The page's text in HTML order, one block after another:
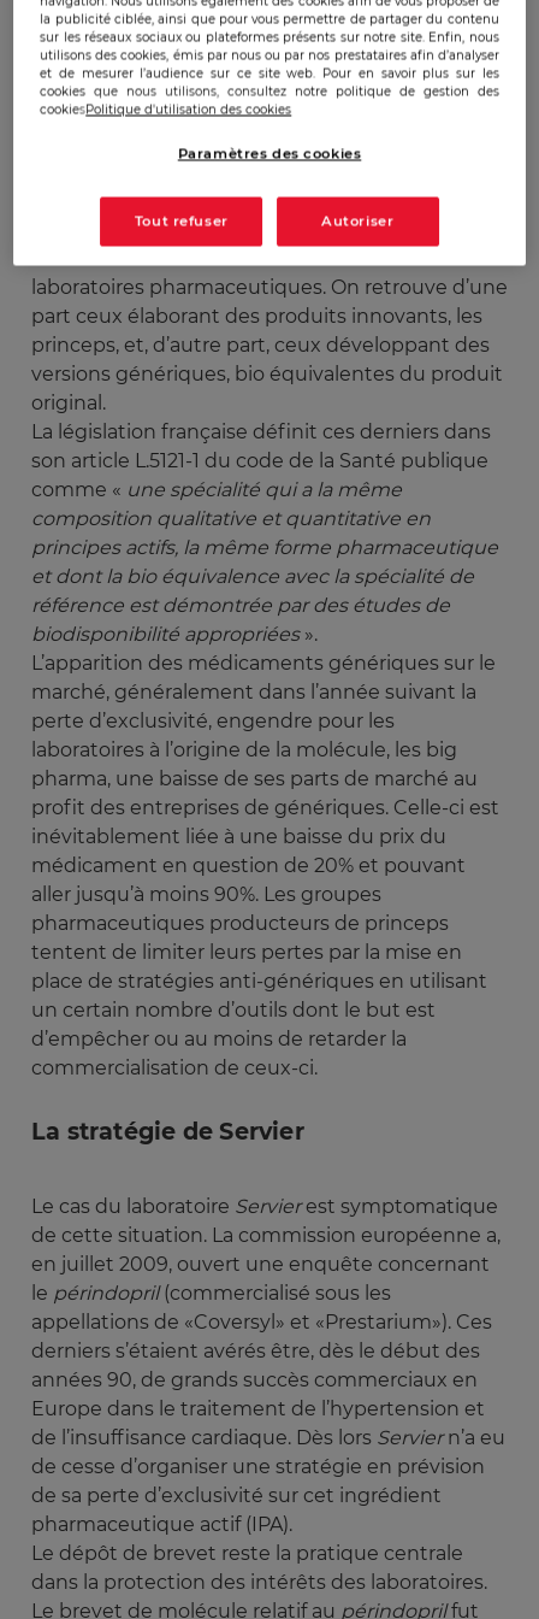
Le contexte
Le secteur pharmaceutique représente des
particulièrement en France où nous sommes
parmi les plus gros consommateurs. Il est de ce
laboratoires pharmaceutiques. On retrouve d’une
part ceux élaborant des produits innovants, les
princeps, et, d’autre part, ceux développant des
versions génériques, bio équivalentes du produit
original.
La législation française définit ces derniers dans
son article L.5121-1 du code de la Santé publique
comme « une spécialité qui a la même
composition qualitative et quantitative en
principes actifs, la même forme pharmaceutique
et dont la bio équivalence avec la spécialité de
référence est démontrée par des études de
biodisponibilité appropriées».
L’apparition des médicaments génériques sur le
marché, généralement dans l’année suivant la
perte d’exclusivité, engendre pour les
laboratoires à l’origine de la molécule, les big
pharma, une baisse de ses parts de marché au
profit des entreprises de génériques. Celle-ci est
inévitablement liée à une baisse du prix du
médicament en question de 20% et pouvant
aller jusqu’à moins 90%. Les groupes
pharmaceutiques producteurs de princeps
tentent de limiter leurs pertes par la mise en
place de stratégies anti-génériques en utilisant
un certain nombre d’outils dont le but est
d’empêcher ou au moins de retarder la
commercialisation de ceux-ci.
La stratégie de Servier
Le cas du laboratoire Servierest symptomatique
de cette situation. La commission européenne a,
en juillet 2009, ouvert une enquête concernant
le périndopril(commercialisé sous les
appellations de «Coversyl» et «Prestarium»). Ces
derniers s’étaient avérés être, dès le début des
années 90, de grands succès commerciaux en
Europe dans le traitement de l’hypertension et
de l’insuffisance cardiaque. Dès lors Serviern’a eu
de cesse d’organiser une stratégie en prévision
de sa perte d’exclusivité sur cet ingrédient
pharmaceutique actif (IPA).
Le dépôt de brevet reste la pratique centrale
dans la protection des intérêts des laboratoires.
Le brevet de molécule relatif au périndoprilfut
la publicité ciblée, ainsi que pour vous permettre de partager du contenu
sur les réseaux sociaux ou plateformes présents sur notre site. Enfin, nous
utilisons des cookies, émis par nous ou par nos prestataires afin d’analyser
et de mesurer l’audience sur ce site web. Pour en savoir plus sur les
cookies que nous utilisons, consultez notre politique de gestion des
cookiesPolitique d'utilisation des cookies
Paramètres des cookies
Tout refuser Autoriser